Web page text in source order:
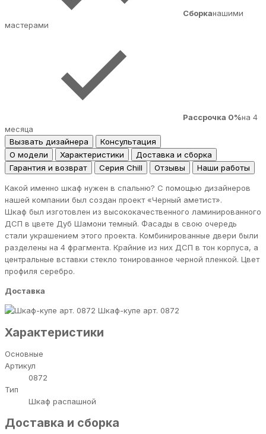
Сборканашими
мастерами
Рассрочка 0%на 4
месяца
Вызвать дизайнера
Консультация
О модели
Характеристики
Доставка и сборка
Гарантия и возврат
Серия Chill Отзывы Наши работы
Какой именно шкаф нужен в спальню? С помощью дизайнеров
нашей компании был создан проект «Черный аметист».
Шкаф был изготовлен из высококачественного ламинированного
ДСП в цвете Дуб Шамони темный. Фасады в свою очередь
стали украшением этого проекта. Комбинированные двери были
разделены на 4 фрагмента. Крайние из них ДСП в тон корпуса, а
центральные вставки стекло тонированное черной пленкой. Цвет
профиля серебро.
Доставка
Шкаф-купе арт. 0872
Характеристики
Основные
Артикул
0872
Тип
Шкаф распашной
Доставка и сборка